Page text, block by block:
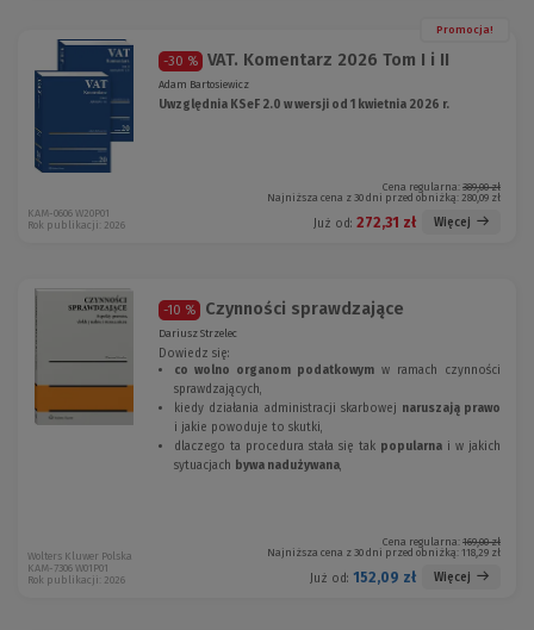
Promocja!
-30 % VAT. Komentarz 2026 Tom I i II
Adam Bartosiewicz
Uwzględnia KSeF 2.0 w wersji od 1 kwietnia 2026 r.
Cena regularna: 389,00 zł
Najniższa cena z 30 dni przed obniżką: 280,09 zł
Już od: 272,31 zł Więcej
KAM-0606 W20P01
Rok publikacji: 2026
-10 % Czynności sprawdzające
Dariusz Strzelec
Dowiedz się:
co wolno organom podatkowym w ramach czynności
sprawdzających,
kiedy działania administracji skarbowej naruszają prawo
i jakie powoduje to skutki,
dlaczego ta procedura stała się tak popularna i w jakich
sytuacjach bywa nadużywana,
Cena regularna: 169,00 zł
Najniższa cena z 30 dni przed obniżką: 118,29 zł
Już od: 152,09 zł Więcej
Wolters Kluwer Polska
KAM-7306 W01P01
Rok publikacji: 2026